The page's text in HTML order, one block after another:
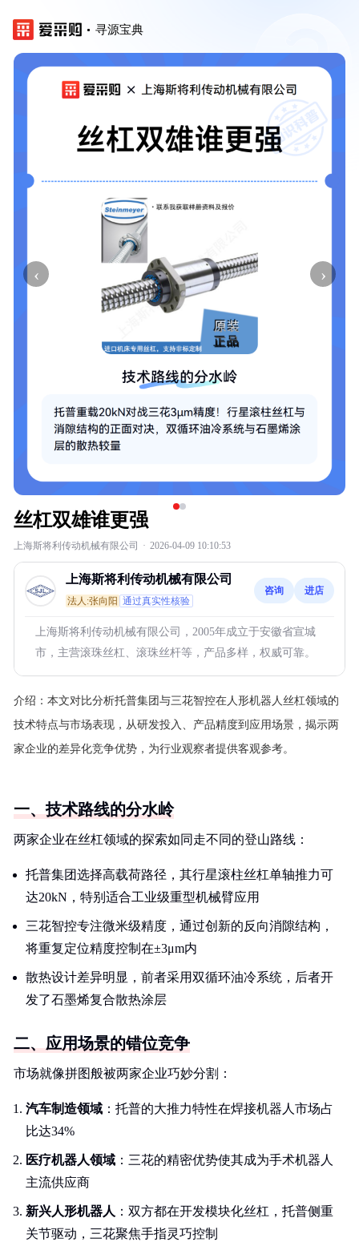
寻源宝典
‹ ›
丝杠双雄谁更强
上海斯将利传动机械有限公司 · 2026-04-09 10:10:53
上海斯将利传动机械有限公司
法人:张向阳 通过真实性核验
咨询 进店
上海斯将利传动机械有限公司，2005年成立于安徽省宣城
市，主营滚珠丝杠、滚珠丝杆等，产品多样，权威可靠。
介绍： 本文对比分析托普集团与三花智控在人形机器人丝杠领域的
技术特点与市场表现，从研发投入、产品精度到应用场景，揭示两
家企业的差异化竞争优势，为行业观察者提供客观参考。
一、技术路线的分水岭
两家企业在丝杠领域的探索如同走不同的登山路线：
托普集团选择高载荷路径，其行星滚柱丝杠单轴推力可
达20kN，特别适合工业级重型机械臂应用
三花智控专注微米级精度，通过创新的反向消隙结构，
将重复定位精度控制在±3μm内
散热设计差异明显，前者采用双循环油冷系统，后者开
发了石墨烯复合散热涂层
二、应用场景的错位竞争
市场就像拼图般被两家企业巧妙分割：
汽车制造领域 ：托普的大推力特性在焊接机器人市场占
比达34%
医疗机器人领域 ：三花的精密优势使其成为手术机器人
主流供应商
新兴人形机器人 ：双方都在开发模块化丝杠，托普侧重
关节驱动，三花聚焦手指灵巧控制